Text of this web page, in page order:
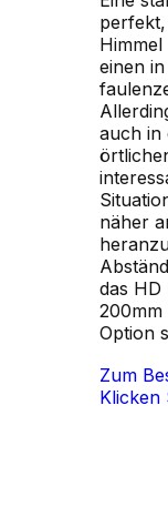
einen
auch in
näher
das
200mm
Option
Zum
Klicken